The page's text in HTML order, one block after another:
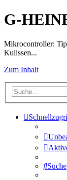
G-
Mikrocontroller:
Kulissen...
Zum Inhalt
Suche